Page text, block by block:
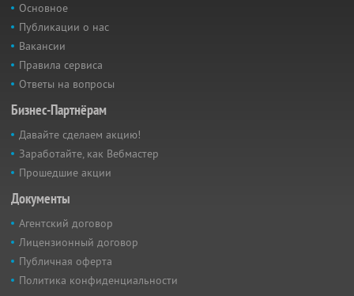
Основное
Публикации о нас
Вакансии
Правила сервиса
Ответы на вопросы
Бизнес-Партнёрам
Давайте сделаем акцию!
Заработайте, как Вебмастер
Прошедшие акции
Документы
Агентский договор
Лицензионный договор
Публичная оферта
Политика конфиденциальности